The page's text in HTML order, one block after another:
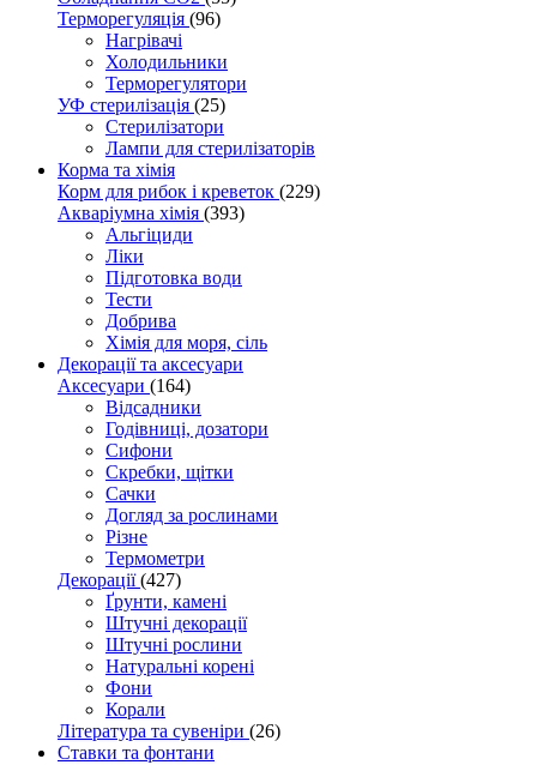
Терморегуляція (96)
Нагрівачі
Холодильники
Терморегулятори
УФ стерилізація (25)
Стерилізатори
Лампи для стерилізаторів
Корма та хімія
Корм для рибок і креветок (229)
Акваріумна хімія (393)
Альгіциди
Ліки
Підготовка води
Тести
Добрива
Хімія для моря, сіль
Декорації та аксесуари
Аксесуари (164)
Відсадники
Годівниці, дозатори
Сифони
Скребки, щітки
Сачки
Догляд за рослинами
Різне
Термометри
Декорації(427)
Ґрунти, камені
Штучні декорації
Штучні рослини
Натуральні корені
Фони
Корали
Література та сувеніри (26)
Ставки та фонтани